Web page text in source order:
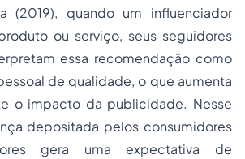
(2019), quando um influenciador
ou serviço, seus seguidores
essa recomendação como
de qualidade, o que aumenta
o impacto da publicidade. Nesse
depositada pelos consumidores
gera uma expectativa de